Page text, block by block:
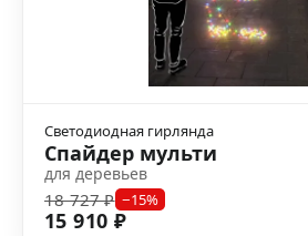
Светодиодная гирлянда
Спайдер мульти
для деревьев
18 727 ₽ −15%
15 910 ₽